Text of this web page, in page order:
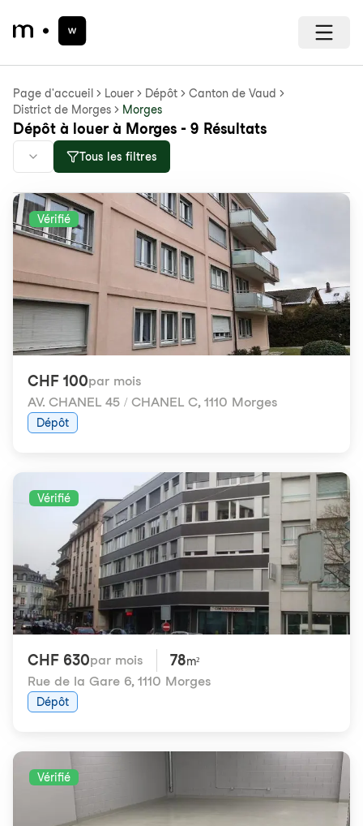
Page d'accueil Louer Dépôt
Canton de Vaud
District de Morges
Morges
Dépôt à louer à Morges - 9 Résultats
Tous les filtres
Vérifié
CHF 100par mois
AV. CHANEL 45 / CHANEL C, 1110 Morges
Dépôt
Vérifié
CHF 630par mois 78m²
Rue de la Gare 6, 1110 Morges
Dépôt
Vérifié